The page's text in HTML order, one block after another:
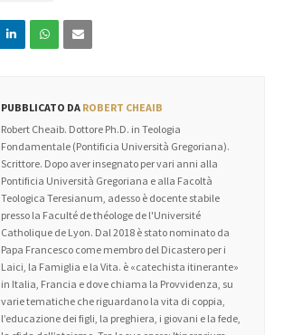
PUBBLICATO DA ROBERT CHEAIB
Robert Cheaib. Dottore Ph.D. in Teologia
Fondamentale (Pontificia Università Gregoriana).
Scrittore. Dopo aver insegnato per vari anni alla
Pontificia Università Gregoriana e alla Facoltà
Teologica Teresianum, adesso è docente stabile
presso la Faculté de théologe de l'Université
Catholique de Lyon. Dal 2018 è stato nominato da
Papa Francesco come membro del Dicastero per i
Laici, la Famiglia e la Vita. è «catechista itinerante»
in Italia, Francia e dove chiama la Provvidenza, su
varie tematiche che riguardano la vita di coppia,
l’educazione dei figli, la preghiera, i giovani e la fede,